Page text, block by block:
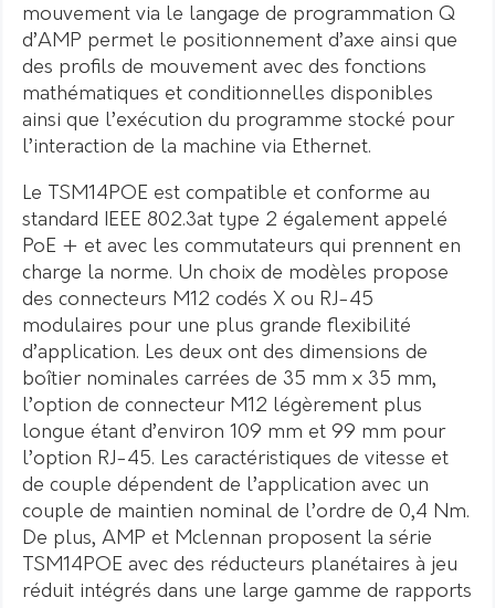
mouvement via le langage de programmation Q
d’AMP permet le positionnement d’axe ainsi que
des profils de mouvement avec des fonctions
mathématiques et conditionnelles disponibles
ainsi que l’exécution du programme stocké pour
l’interaction de la machine via Ethernet.
Le TSM14POE est compatible et conforme au
standard IEEE 802.3at type 2 également appelé
PoE + et avec les commutateurs qui prennent en
charge la norme. Un choix de modèles propose
des connecteurs M12 codés X ou RJ-45
modulaires pour une plus grande flexibilité
d’application. Les deux ont des dimensions de
boîtier nominales carrées de 35 mm x 35 mm,
l’option de connecteur M12 légèrement plus
longue étant d’environ 109 mm et 99 mm pour
l’option RJ-45. Les caractéristiques de vitesse et
de couple dépendent de l’application avec un
couple de maintien nominal de l’ordre de 0,4 Nm.
De plus, AMP et Mclennan proposent la série
TSM14POE avec des réducteurs planétaires à jeu
réduit intégrés dans une large gamme de rapports